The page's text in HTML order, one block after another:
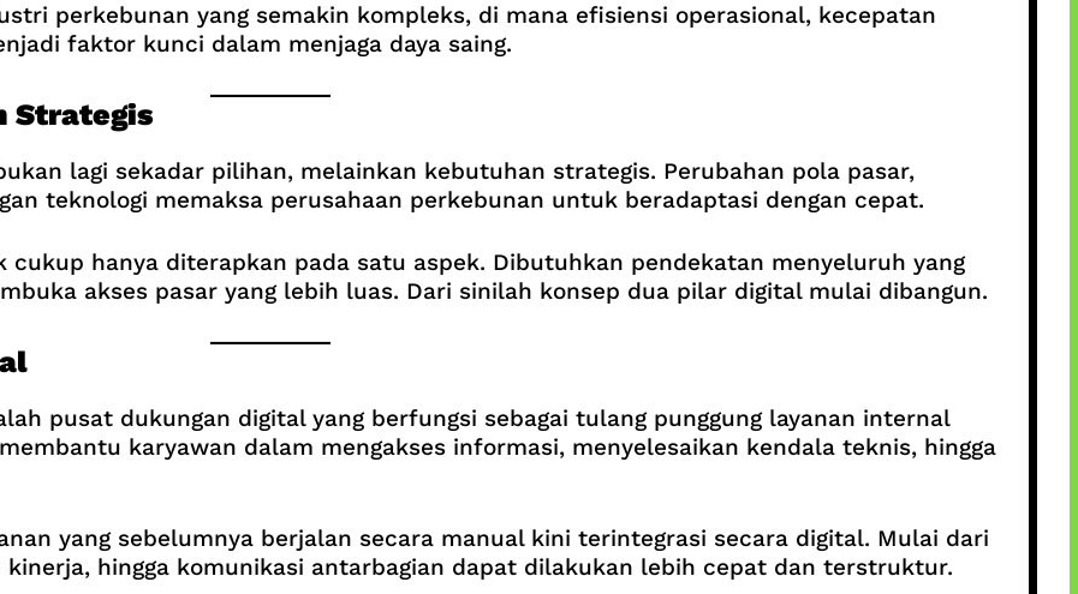
perkebunan yang semakin kompleks, di mana efisiensi operasional, kecepatan
faktor kunci dalam menjaga daya saing.
Strategis
lagi sekadar pilihan, melainkan kebutuhan strategis. Perubahan pola pasar,
teknologi memaksa perusahaan perkebunan untuk beradaptasi dengan cepat.
cukup hanya diterapkan pada satu aspek. Dibutuhkan pendekatan menyeluruh yang
akses pasar yang lebih luas. Dari sinilah konsep dua pilar digital mulai dibangun.
pusat dukungan digital yang berfungsi sebagai tulang punggung layanan internal
karyawan dalam mengakses informasi, menyelesaikan kendala teknis, hingga
yang sebelumnya berjalan secara manual kini terintegrasi secara digital. Mulai dari
hingga komunikasi antarbagian dapat dilakukan lebih cepat dan terstruktur.